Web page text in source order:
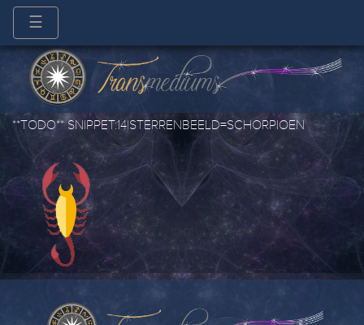
☰
**TODO** SNIPPET:14|STERRENBEELD=SCHORPIOEN